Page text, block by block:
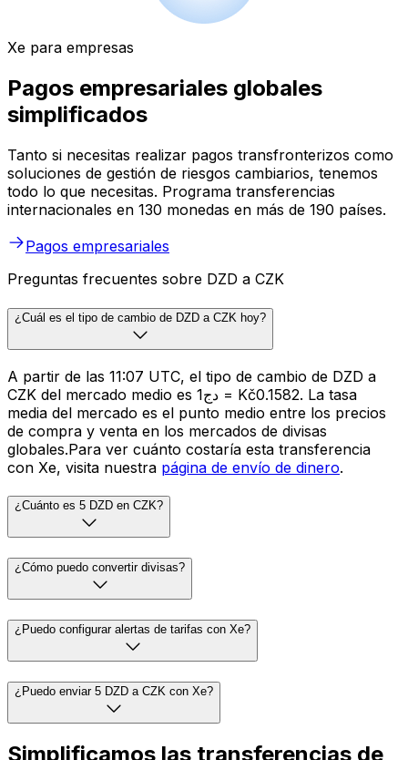
Xe para empresas
Pagos empresariales globales
simplificados
Tanto si necesitas realizar pagos transfronterizos como
soluciones de gestión de riesgos cambiarios, tenemos
todo lo que necesitas. Programa transferencias
internacionales en 130 monedas en más de 190 países.
Pagos empresariales
Preguntas frecuentes sobre DZD a CZK
¿Cuál es el tipo de cambio de DZD a CZK hoy?
A partir de las 11:07 UTC, el tipo de cambio de DZD a
CZK del mercado medio es دج1 = Kč0.1582. La tasa
media del mercado es el punto medio entre los precios
de compra y venta en los mercados de divisas
globales.Para ver cuánto costaría esta transferencia
con Xe, visita nuestra página de envío de dinero.
¿Cuánto es 5 DZD en CZK?
¿Cómo puedo convertir divisas?
¿Puedo configurar alertas de tarifas con Xe?
¿Puedo enviar 5 DZD a CZK con Xe?
Simplificamos las transferencias de